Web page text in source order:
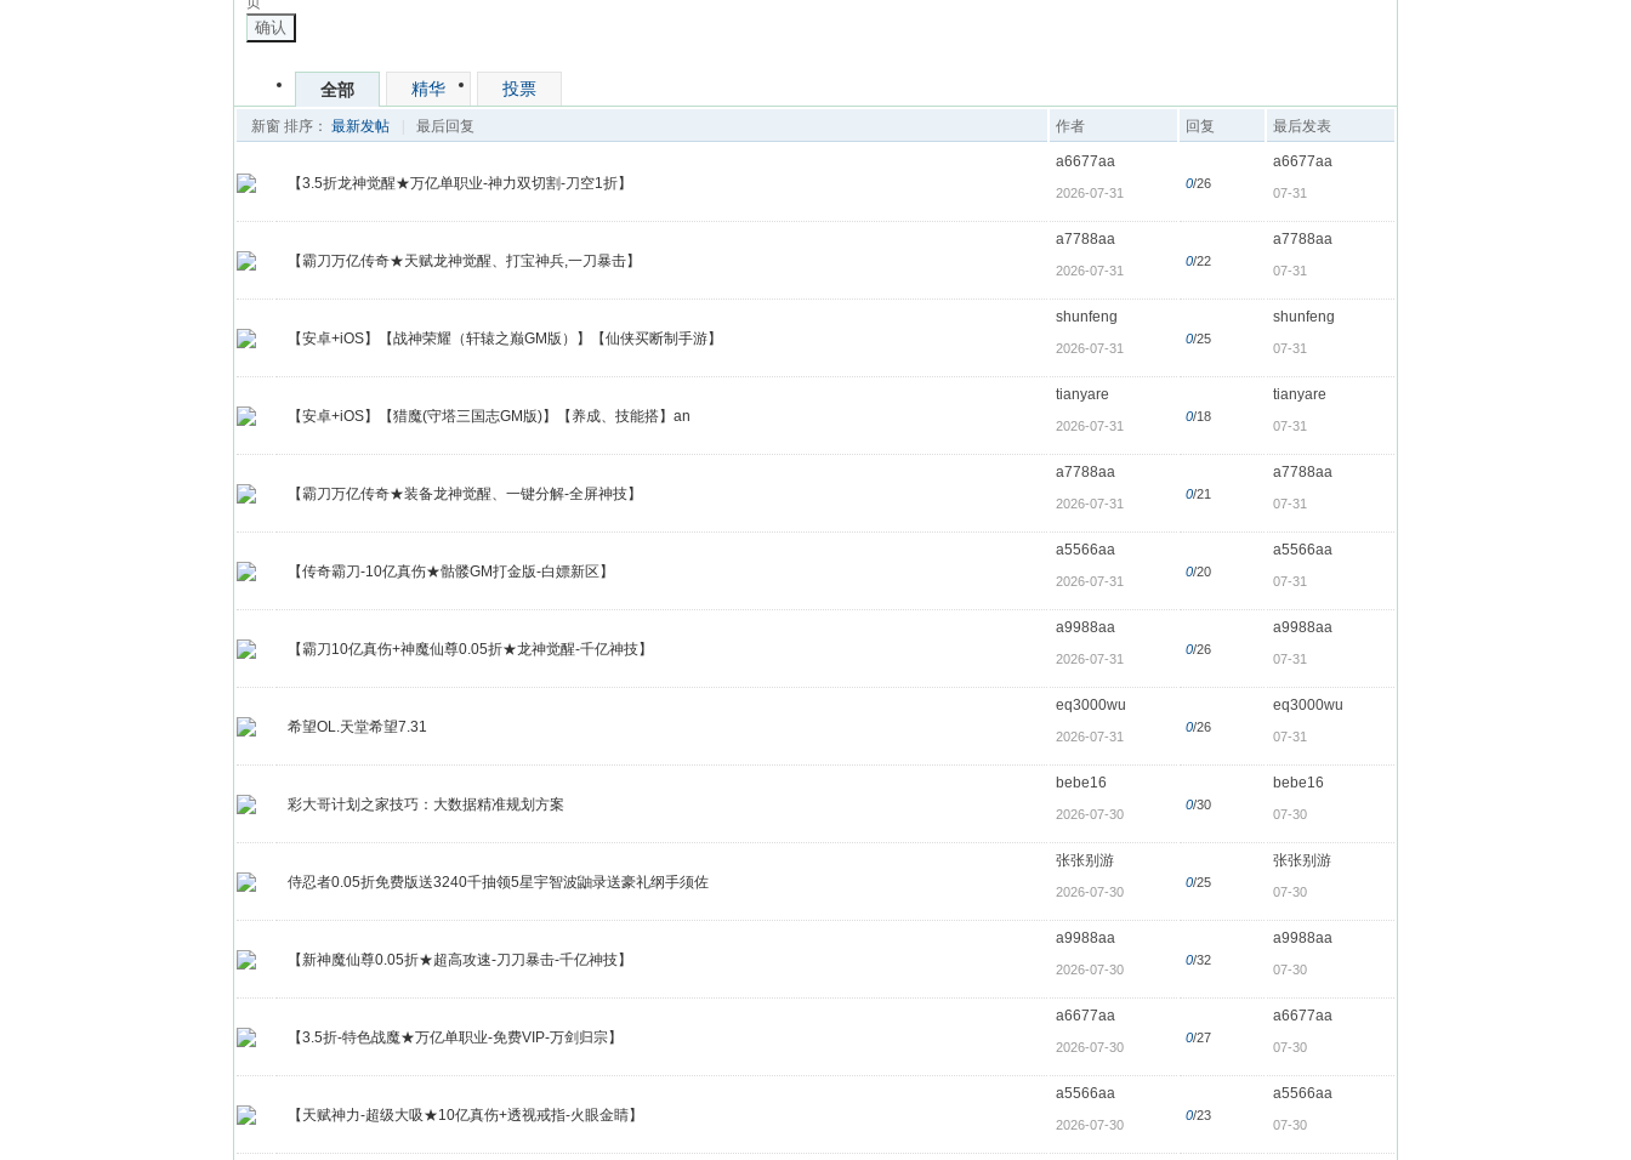
确认
全部 精华 投票
新窗 排序： 最新发帖 最后回复 作者 回复 最后发表
【3.5折龙神觉醒★万亿单职业-神力双切割-刀空1折】
a6677aa
2026-07-31
0/26
a6677aa
07-31
【霸刀万亿传奇★天赋龙神觉醒、打宝神兵,一刀暴击】
a7788aa
2026-07-31
0/22
a7788aa
07-31
【安卓+iOS】【战神荣耀（轩辕之巅GM版）】【仙侠买断制手游】
shunfeng
2026-07-31
0/25
shunfeng
07-31
【安卓+iOS】【猎魔(守塔三国志GM版)】【养成、技能搭】an
tianyare
2026-07-31
0/18
tianyare
07-31
【霸刀万亿传奇★装备龙神觉醒、一键分解-全屏神技】
a7788aa
2026-07-31
0/21
a7788aa
07-31
【传奇霸刀-10亿真伤★骷髅GM打金版-白嫖新区】
a5566aa
2026-07-31
0/20
a5566aa
07-31
【霸刀10亿真伤+神魔仙尊0.05折★龙神觉醒-千亿神技】
a9988aa
2026-07-31
0/26
a9988aa
07-31
希望OL.天堂希望7.31
eq3000wu
2026-07-31
0/26
eq3000wu
07-31
彩大哥计划之家技巧：大数据精准规划方案
bebe16
2026-07-30
0/30
bebe16
07-30
侍忍者0.05折免费版送3240千抽领5星宇智波鼬录送豪礼纲手须佐
张张别游
2026-07-30
0/25
张张别游
07-30
【新神魔仙尊0.05折★超高攻速-刀刀暴击-千亿神技】
a9988aa
2026-07-30
0/32
a9988aa
07-30
【3.5折-特色战魔★万亿单职业-免费VIP-万剑归宗】
a6677aa
2026-07-30
0/27
a6677aa
07-30
【天赋神力-超级大吸★10亿真伤+透视戒指-火眼金睛】
a5566aa
2026-07-30
0/23
a5566aa
07-30